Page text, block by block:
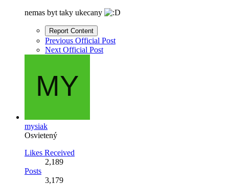
nemas byt taky ukecany
Report Content
Previous Official Post
Next Official Post
mysiak
Osvietený
Likes Received
2,189
Posts
3,179